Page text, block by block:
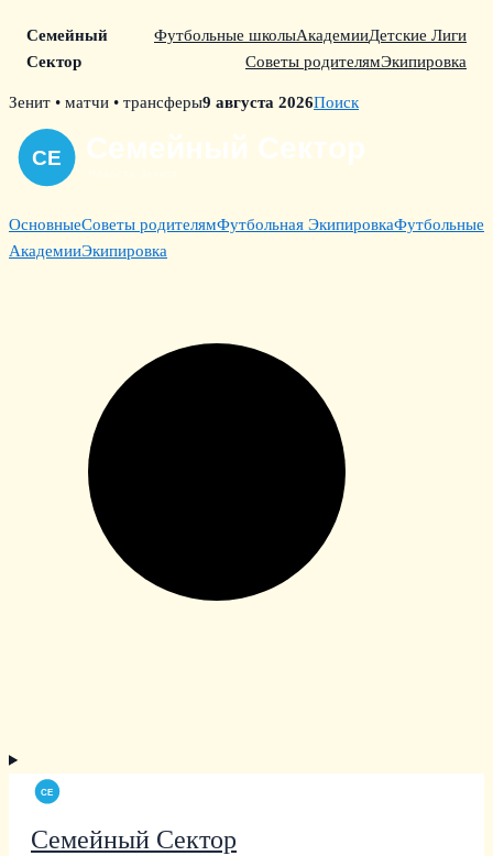
Семейный
Сектор
Футбольные школыАкадемииДетские Лиги
Советы родителямЭкипировка
Skip
content
Зенит • матчи • трансферы9 августа 2026Поиск
ОсновныеСоветы родителямФутбольная ЭкипировкаФутбольные
АкадемииЭкипировка
Семейный Сектор